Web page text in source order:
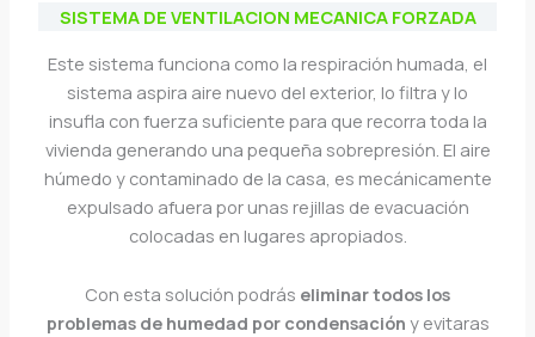
SISTEMA DE VENTILACION MECANICA FORZADA
Este sistema funciona como la respiración humada, el
sistema aspira aire nuevo del exterior, lo filtra y lo
insufla con fuerza suficiente para que recorra toda la
vivienda generando una pequeña sobrepresión. El aire
húmedo y contaminado de la casa, es mecánicamente
expulsado afuera por unas rejillas de evacuación
colocadas en lugares apropiados.
Con esta solución podrás eliminar todos los
problemas de humedad por condensación y evitaras